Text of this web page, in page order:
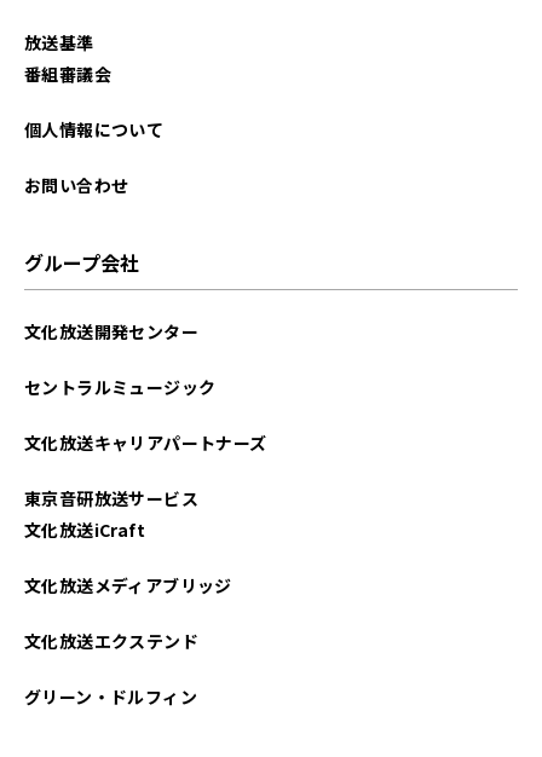
放送基準
番組審議会
個人情報について
お問い合わせ
グループ会社
文化放送開発センター
セントラルミュージック
文化放送キャリアパートナーズ
東京音研放送サービス
文化放送iCraft
文化放送メディアブリッジ
文化放送エクステンド
グリーン・ドルフィン